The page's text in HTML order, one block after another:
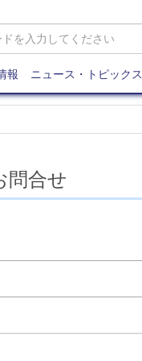
報 ニュース・トピックス
問合せ